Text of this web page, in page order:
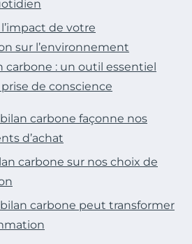
de votre
sur l’environnement
carbone : un outil essentiel
de conscience
carbone façonne nos
d’achat
carbone sur nos choix de
carbone peut transformer